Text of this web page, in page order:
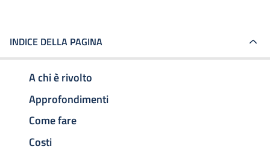
INDICE DELLA PAGINA
A chi è rivolto
Approfondimenti
Come fare
Costi